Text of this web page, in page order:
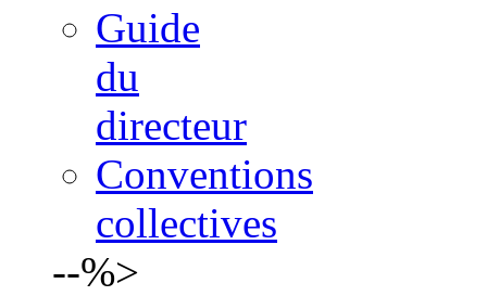
Guide
du
directeur
Conventions
collectives
--%>